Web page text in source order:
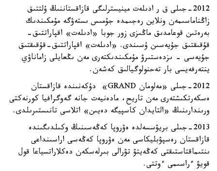
2012-جىلى ق ر ادىلەت مينيسترلىگى قازاقستاننىڭ ۇلتتىق
زاڭناماسىمەن ونلاين رەجىمدە جۇمىس ىستەۋگە مۇمكىندىك
بەرەتىن قوعامدىق ماڭىزى زور جوبا «ادىلەت» اقپاراتتىق-
قۇقىقتىق جۇيەسىن ۇسىندى. «ادىلەت» اقپاراتتىق-قۇقىقتىق
جۇيەسى - ىزدەستىرۋ مۇمكىندىكتەرى مەن ىڭعايلى زاماناۋي
ينتەرفەيسى بار تەحنولوگيالىق كەشەن.
2012-جىلى «مەلومان GRAND» دۇكەنىندە قازاقستان
ەسكەرتكىشتەرى مەن تاريح، مادەنيەت جانە گەوگرافيا كورنەكتى
ورىندارىنىڭ «التايدان كاسپيگە دەيىن» اتلاسى تانىستىرىلدى.
2013-جىلى بريۋسسەلدە ەۋروپا كەڭەسىنىڭ وكىلدىگىندە
قازاقستان رەسپۋبليكاسى مەن ەۋروپا كەڭەسى اراسىنداعى
ىنتىماقتاستىقتى كەڭەيتۋ تۋرالى بىرلەسكەن دەكلاراتسياعا قول
قويۋ ءراسىمى ءوتتى.